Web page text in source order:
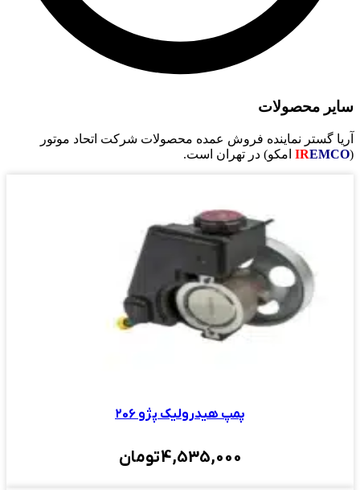
نماینده فروش عمده محصولات شرکت اتحاد موتور
IRامکو) در تهران است.
پمپ هیدرولیک پژو ۲۰۶
4,535,000تومان